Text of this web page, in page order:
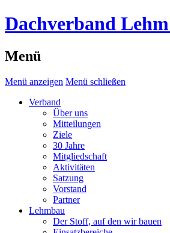
Dachverband Lehm
Menü
Menü anzeigen Menü schließen
Verband
Über uns
Mitteilungen
Ziele
30 Jahre
Mitgliedschaft
Aktivitäten
Satzung
Vorstand
Partner
Lehmbau
Der Stoff, auf den wir bauen